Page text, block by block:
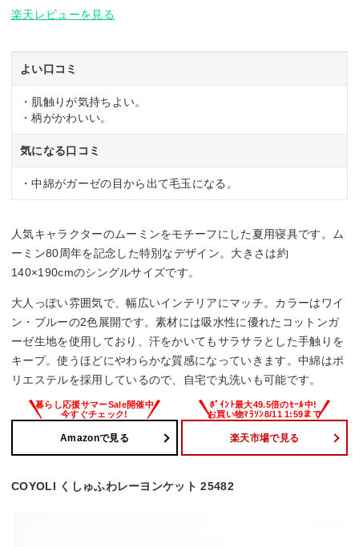
楽天レビューを見る
よい口コミ
・肌触りが気持ちよい。
・柄がかわいい。
気になる口コミ
・中綿がガーゼの目から出て毛玉になる。
人気キャラクターのムーミンをモチーフにした夏用寝具です。ム
ーミン80周年を記念した特別なデザイン。大きさは約
140×190cmのシングルサイズです。
大人っぽい雰囲気で、幅広いインテリアにマッチ。カラーはワイ
ン・ブルーの2色展開です。素材には吸水性に優れたコットンガ
ーゼ生地を使用しており、汗をかいてもサラサラとした手触りを
キープ。使うほどにやわらかな質感になっていきます。中綿はポ
リエステルを採用しているので、自宅で丸洗いも可能です。
Amazonで見る 楽天市場で見る
COYOLI くしゅふわレーヨンケット 25482